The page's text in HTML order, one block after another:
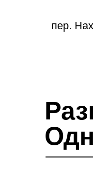
пер.